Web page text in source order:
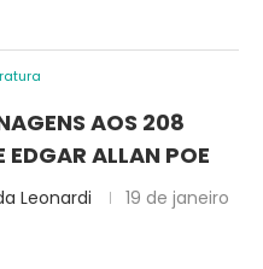
AOS 208
EDGAR ALLAN POE
Leonardi
19 de janeiro